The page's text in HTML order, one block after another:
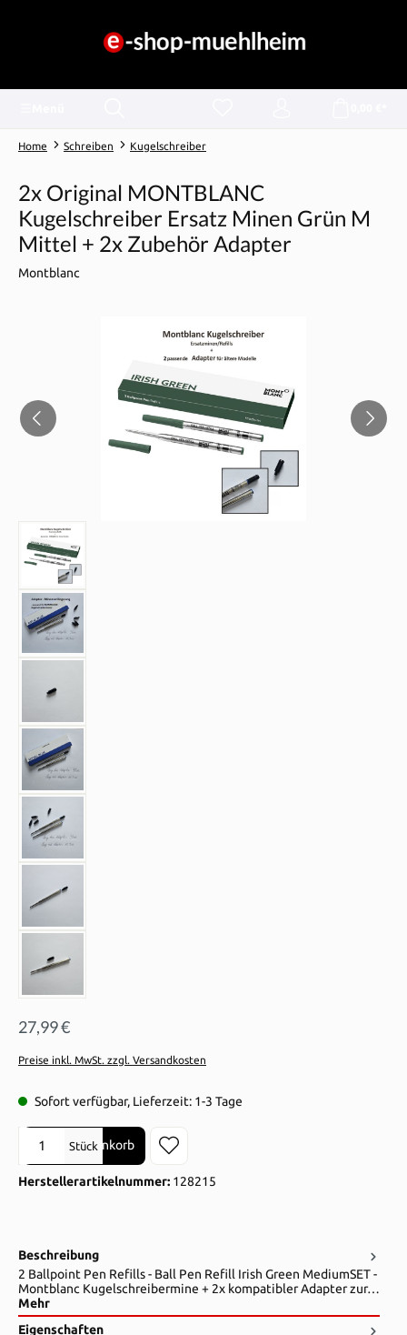
Home Schreiben Kugelschreiber
2x Original MONTBLANC
Kugelschreiber Ersatz Minen Grün M
Mittel + 2x Zubehör Adapter
Montblanc
27,99 €
Preise inkl. MwSt. zzgl. Versandkosten
Sofort verfügbar, Lieferzeit: 1-3 Tage
Produkt Anzahl: Gib den gewünschten Wert ein oder benutze die
Stück
In den Warenkorb
Herstellerartikelnummer: 128215
Beschreibung
2 Ballpoint Pen Refills - Ball Pen Refill Irish Green MediumSET -
Montblanc Kugelschreibermine + 2x kompatibler Adapter zur…
Mehr
Eigenschaften